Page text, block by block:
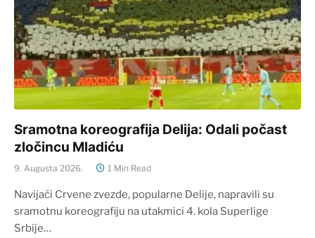
Sramotna koreografija Delija: Odali počast
zločincu Mladiću
9. Augusta 2026. 1 Min Read
Navijači Crvene zvezde, popularne Delije, napravili su
sramotnu koreografiju na utakmici 4. kola Superlige
Srbije…